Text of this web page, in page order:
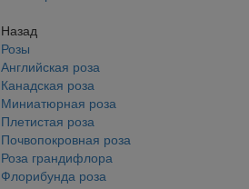
Назад
Розы
Английская роза
Канадская роза
Миниатюрная роза
Плетистая роза
Почвопокровная роза
Роза грандифлора
Флорибунда роза